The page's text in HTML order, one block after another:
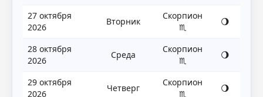
27 октября
2026
Вторник
Скорпион
♏
🌖
28 октября
2026
Среда
Скорпион
♏
🌖
29 октября
2026
Четверг
Скорпион
♏
🌖